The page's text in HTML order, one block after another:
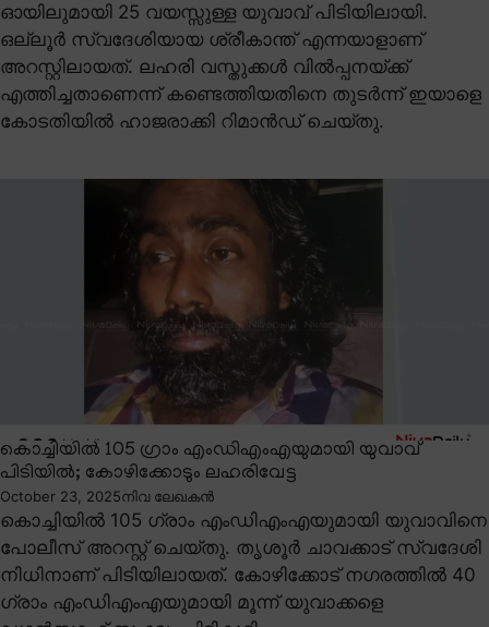
ഓയിലുമായി 25 വയസ്സുള്ള യുവാവ് പിടിയിലായി.
ഒല്ലൂർ സ്വദേശിയായ ശ്രീകാന്ത് എന്നയാളാണ്
അറസ്റ്റിലായത്. ലഹരി വസ്തുക്കൾ വിൽപ്പനയ്ക്ക്
എത്തിച്ചതാണെന്ന് കണ്ടെത്തിയതിനെ തുടർന്ന് ഇയാളെ
കോടതിയിൽ ഹാജരാക്കി റിമാൻഡ് ചെയ്തു.
കൊച്ചിയിൽ 105 ഗ്രാം എംഡിഎംഎയുമായി യുവാവ്
പിടിയിൽ; കോഴിക്കോടും ലഹരിവേട്ട
October 23, 2025നിവ ലേഖകൻ
കൊച്ചിയിൽ 105 ഗ്രാം എംഡിഎംഎയുമായി യുവാവിനെ
പോലീസ് അറസ്റ്റ് ചെയ്തു. തൃശൂർ ചാവക്കാട് സ്വദേശി
നിധിനാണ് പിടിയിലായത്. കോഴിക്കോട് നഗരത്തിൽ 40
ഗ്രാം എംഡിഎംഎയുമായി മൂന്ന് യുവാക്കളെ